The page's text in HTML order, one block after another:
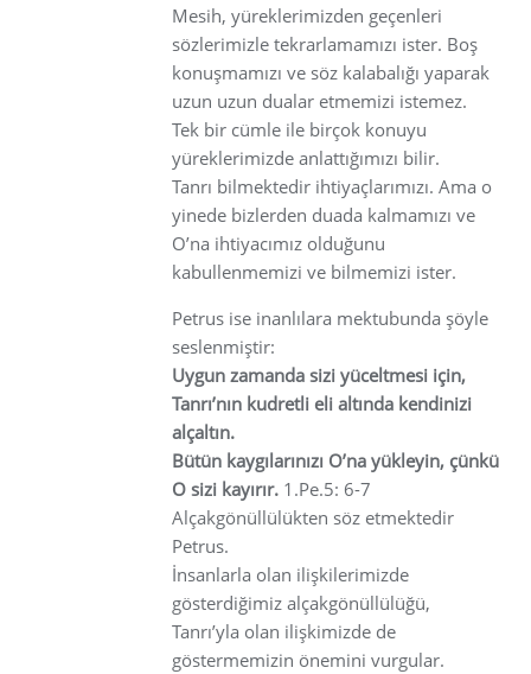
Mesih, yüreklerimizden geçenleri
sözlerimizle tekrarlamamızı ister. Boş
konuşmamızı ve söz kalabalığı yaparak
uzun uzun dualar etmemizi istemez.
Tek bir cümle ile birçok konuyu
yüreklerimizde anlattığımızı bilir.
Tanrı bilmektedir ihtiyaçlarımızı. Ama o
yinede bizlerden duada kalmamızı ve
O’na ihtiyacımız olduğunu
kabullenmemizi ve bilmemizi ister.
Petrus ise inanlılara mektubunda şöyle
seslenmiştir:
Uygun zamanda sizi yüceltmesi için,
Tanrı’nın kudretli eli altında kendinizi
alçaltın.
Bütün kaygılarınızı O’na yükleyin, çünkü
O sizi kayırır. 1.Pe.5: 6-7
Alçakgönüllülükten söz etmektedir
Petrus.
İnsanlarla olan ilişkilerimizde
gösterdiğimiz alçakgönüllülüğü,
Tanrı’yla olan ilişkimizde de
göstermemizin önemini vurgular.